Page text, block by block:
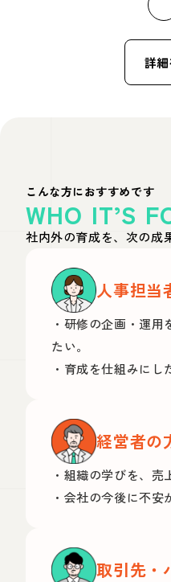
詳細
こんな方におすすめです
WHO IT’S
社内外の育成を、次の成
人事担当
・研修の企画・運用
たい。
・育成を仕組みにし
経営者の
・組織の学びを、売
・会社の今後に不安
取引先・